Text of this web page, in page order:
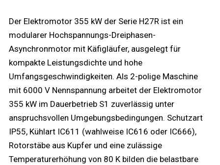
Der Elektromotor 355 kW der Serie H27R ist ein
modularer Hochspannungs-Dreiphasen-
Asynchronmotor mit Käfigläufer, ausgelegt für
kompakte Leistungsdichte und hohe
Umfangsgeschwindigkeiten. Als 2-polige Maschine
mit 6000 V Nennspannung arbeitet der Elektromotor
355 kW im Dauerbetrieb S1 zuverlässig unter
anspruchsvollen Umgebungsbedingungen. Schutzart
IP55, Kühlart IC611 (wahlweise IC616 oder IC666),
Rotorstäbe aus Kupfer und eine zulässige
Temperaturerhöhung von 80 K bilden die belastbare